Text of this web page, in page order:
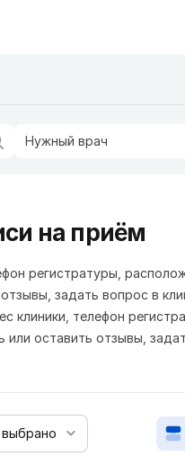
Нужный врач
на приём
регистратуры,
задать вопрос в
клиники, телефон
или оставить отзывы,